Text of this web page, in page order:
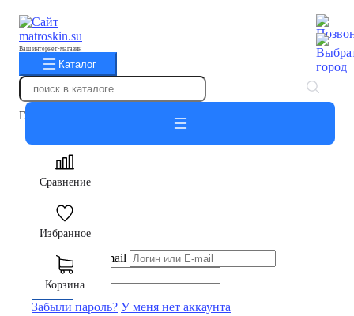
Ваш интернет-магазин
Каталог
Сравнение
Избранное
Корзина
Главная
Вход
Логин или E-mail
Пароль
Войти
Забыли пароль? У меня нет аккаунта